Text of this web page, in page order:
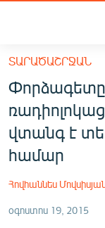
հիմնական
բովանդակությանը
հիմնական
մենյուին
Որոնում
ՀԱՅԱՍՏԱՆ
ՔԱՂԱՔԱԿԱՆ
ՏԱՐԱԾԱՇՐՋԱՆ
վտանգ է
համար
Հովհաննես
օգոստոս 19, 2015